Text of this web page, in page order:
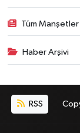
Tüm Manşetler
Haber Arşivi
RSS